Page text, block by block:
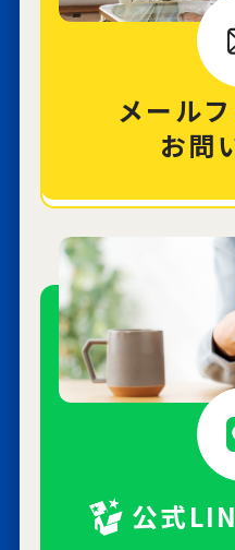
メール
お問
公式